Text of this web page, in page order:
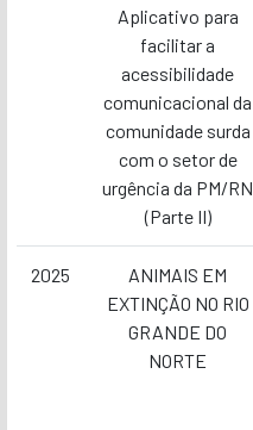
Aplicativo para
facilitar a
acessibilidade
comunicacional da
comunidade surda
com o setor de
urgência da PM/RN
(Parte II)
2025
ANIMAIS EM
EXTINÇÃO NO RIO
GRANDE DO
NORTE